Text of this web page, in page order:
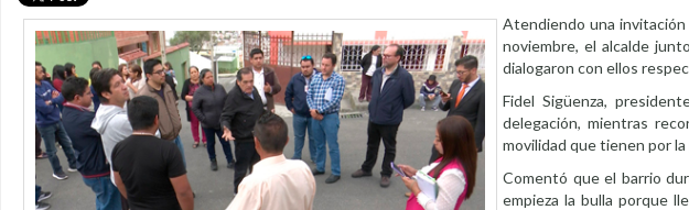
Atendiendo una invitación
noviembre, el alcalde
dialogaron con ellos
Fidel Sigüenza,
delegación, mientras
movilidad que tienen por
Comentó que el barrio
empieza la bulla porque